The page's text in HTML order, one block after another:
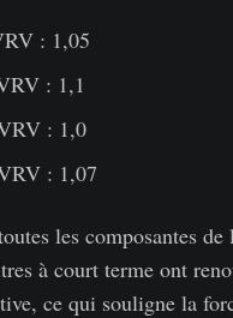
: 1,05
: 1,1
: 1,0
: 1,07
les composantes de
à court terme ont
ce qui souligne la